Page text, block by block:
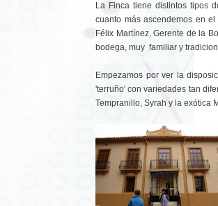
La Finca tiene distintos tipos
cuanto más ascendemos en
Félix Martínez, Gerente de la
bodega, muy familiar y
Empezamos por ver la
'terruño' con variedades tan
Tempranillo, Syrah y la exótica